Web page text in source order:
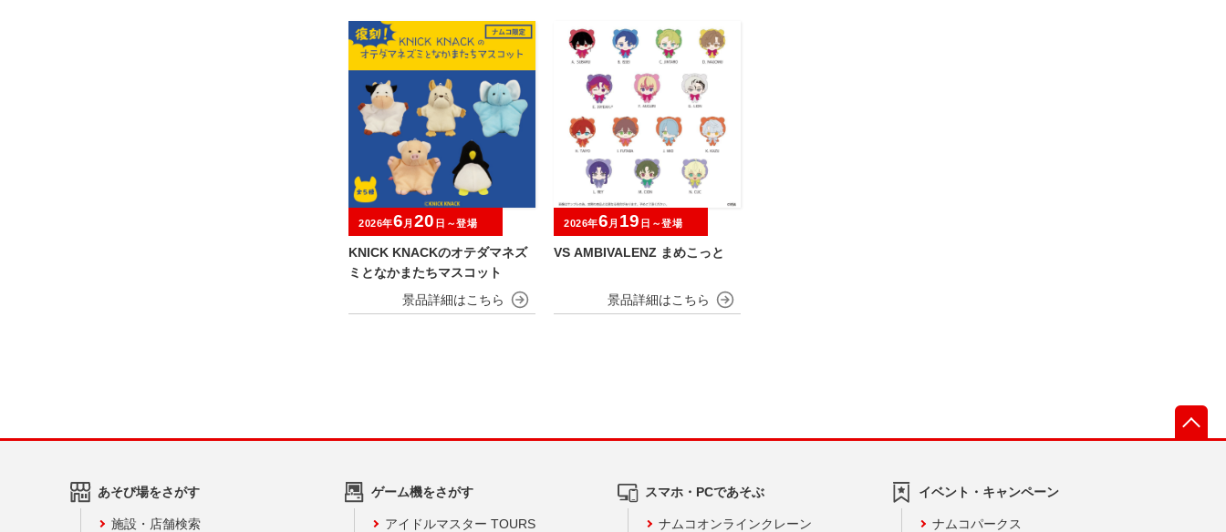
KNICK KNACKのオテダマネズ
ミとなかまたちマスコット
2026年6 月 20 日～登場
VS AMBIVALENZ まめこっと
2026年6 月 19 日～登場
あそび場をさがす
施設・店舗検索
ゲーム機をさがす
アイドルマスター TOURS
スマホ・PCであそぶ
ナムコオンラインクレーン
イベント・キャンペーン
ナムコパークス